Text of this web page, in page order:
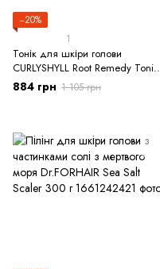
−20%
1
Тонік для шкіри голови
CURLYSHYLL Root Remedy Tonic
100 ml
884 грн 1 105 грн